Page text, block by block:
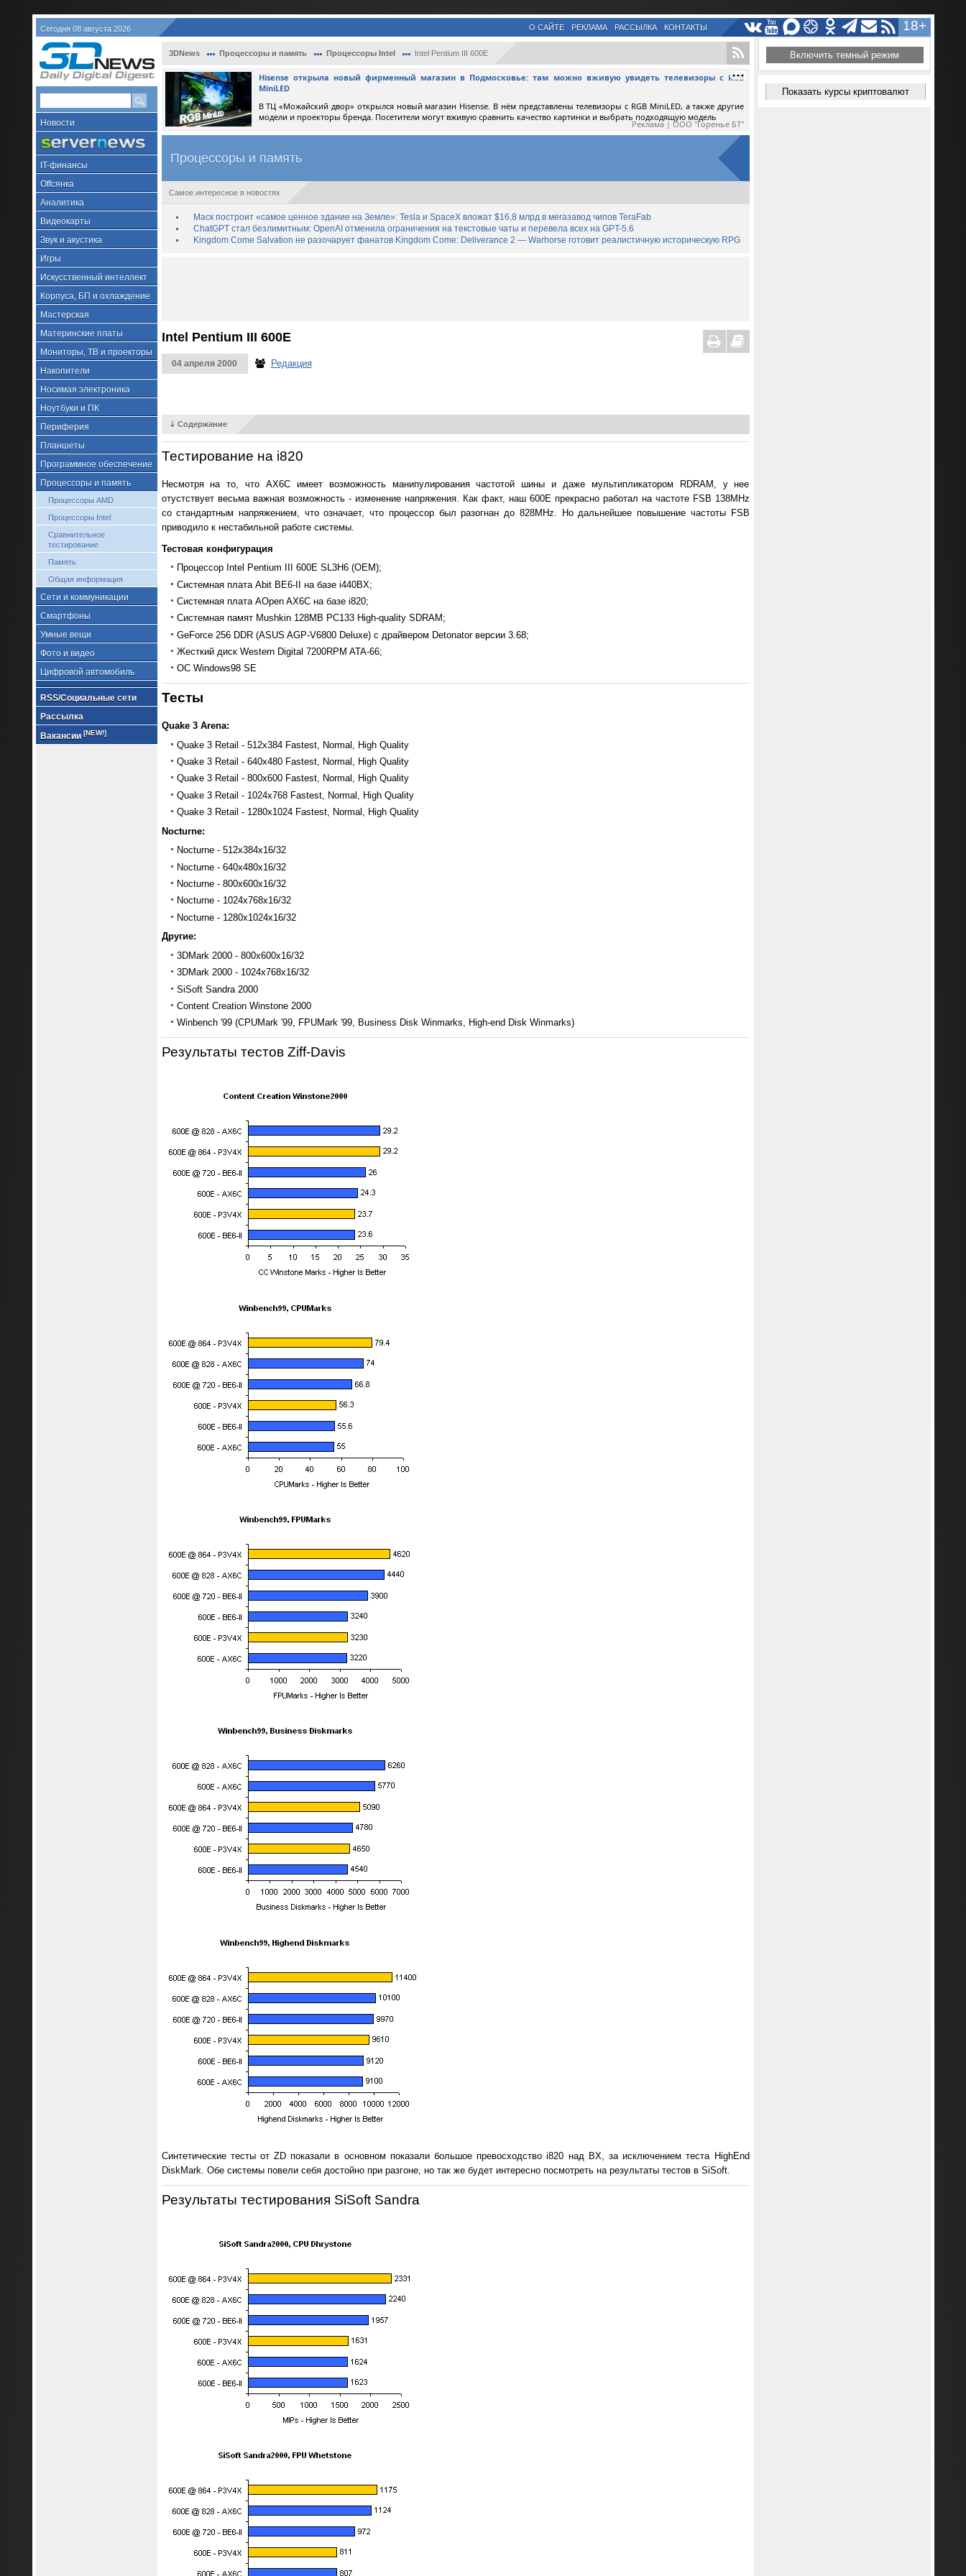
Сегодня 08 августа 2026 18+
О САЙТЕ РЕКЛАМА РАССЫЛКА КОНТАКТЫ
Новости
IT-финансы
Offсянка
Аналитика
Видеокарты
Звук и акустика
Игры
Искусственный интеллект
Корпуса, БП и охлаждение
Мастерская
Материнские платы
Мониторы, ТВ и проекторы
Накопители
Носимая электроника
Ноутбуки и ПК
Периферия
Планшеты
Программное обеспечение
Процессоры и память
Процессоры AMD
Процессоры Intel
Сравнительное
тестирование
Память
Общая информация
Сети и коммуникации
Смартфоны
Умные вещи
Фото и видео
Цифровой автомобиль
RSS/Социальные сети
Рассылка
Вакансии [NEW!]
3DNews Процессоры и память Процессоры Intel Intel Pentium III 600E
Hisense открыла новый фирменный магазин в Подмосковье: там можно вживую увидеть телевизоры с RGB
MiniLED
В ТЦ «Можайский двор» открылся новый магазин Hisense. В нём представлены телевизоры с RGB MiniLED, а также другие
модели и проекторы бренда. Посетители могут вживую сравнить качество картинки и выбрать подходящую модель
Реклама | ООО "Горенье БТ"
Процессоры и память
Самое интересное в новостях
Маск построит «самое ценное здание на Земле»: Tesla и SpaceX вложат $16,8 млрд в мегазавод чипов TeraFab
ChatGPT стал безлимитным: OpenAI отменила ограничения на текстовые чаты и перевела всех на GPT-5.6
Kingdom Come Salvation не разочарует фанатов Kingdom Come: Deliverance 2 — Warhorse готовит реалистичную историческую RPG
Intel Pentium III 600E
04 апреля 2000 Редакция
⇣ Содержание
Тестирование на i820
Несмотря на то, что AX6C имеет возможность манипулирования частотой шины и даже мультипликатором RDRAM, у нее
отустствует весьма важная возможность - изменение напряжения. Как факт, наш 600E прекрасно работал на частоте FSB 138MHz
со стандартным напряжением, что означает, что процессор был разогнан до 828MHz. Но дальнейшее повышение частоты FSB
приводило к нестабильной работе системы.
Тестовая конфигурация
Процессор Intel Pentium III 600E SL3H6 (OEM);
Системная плата Abit BE6-II на базе i440BX;
Системная плата AOpen AX6C на базе i820;
Системная памят Mushkin 128MB PC133 High-quality SDRAM;
GeForce 256 DDR (ASUS AGP-V6800 Deluxe) с драйвером Detonator версии 3.68;
Жесткий диск Western Digital 7200RPM ATA-66;
ОС Windows98 SE
Тесты
Quake 3 Arena:
Quake 3 Retail - 512x384 Fastest, Normal, High Quality
Quake 3 Retail - 640x480 Fastest, Normal, High Quality
Quake 3 Retail - 800x600 Fastest, Normal, High Quality
Quake 3 Retail - 1024x768 Fastest, Normal, High Quality
Quake 3 Retail - 1280x1024 Fastest, Normal, High Quality
Nocturne:
Nocturne - 512x384x16/32
Nocturne - 640x480x16/32
Nocturne - 800x600x16/32
Nocturne - 1024x768x16/32
Nocturne - 1280x1024x16/32
Другие:
3DMark 2000 - 800x600x16/32
3DMark 2000 - 1024x768x16/32
SiSoft Sandra 2000
Content Creation Winstone 2000
Winbench '99 (CPUMark '99, FPUMark '99, Business Disk Winmarks, High-end Disk Winmarks)
Результаты тестов Ziff-Davis
Синтетические тесты от ZD показали в основном показали большое превосходство i820 над BX, за исключением теста HighEnd
DiskMark. Обе системы повели себя достойно при разгоне, но так же будет интересно посмотреть на результаты тестов в SiSoft.
Результаты тестирования SiSoft Sandra
Включить темный режим
Показать курсы криптовалют